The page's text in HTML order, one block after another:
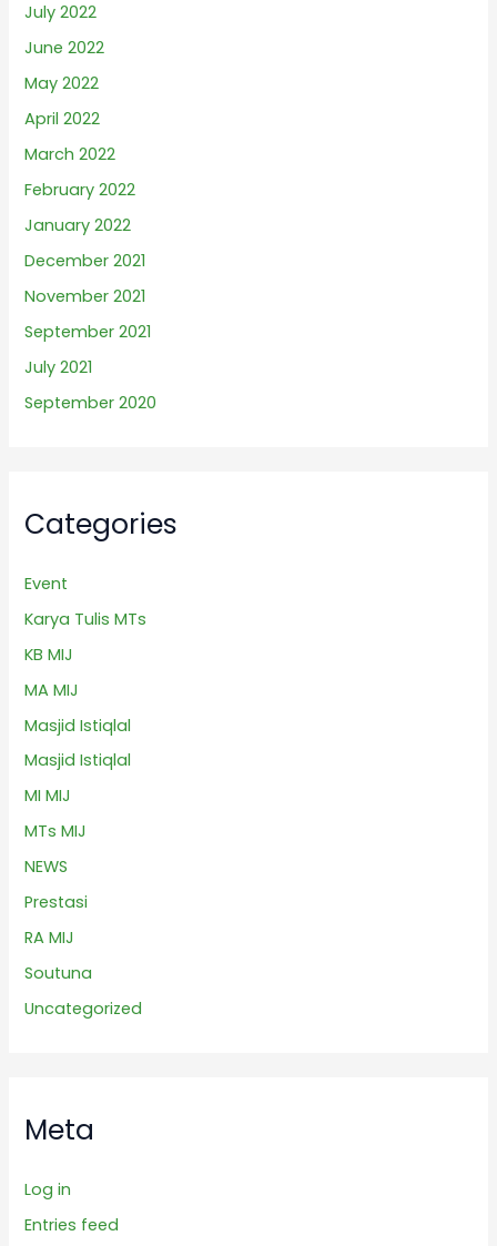
July 2022
June 2022
May 2022
April 2022
March 2022
February 2022
January 2022
December 2021
November 2021
September 2021
July 2021
September 2020
Categories
Event
Karya Tulis MTs
KB MIJ
MA MIJ
Masjid Istiqlal
Masjid Istiqlal
MI MIJ
MTs MIJ
NEWS
Prestasi
RA MIJ
Soutuna
Uncategorized
Meta
Log in
Entries feed